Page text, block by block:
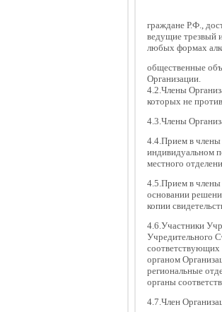
граждане Р.Ф.,
ведущие трезвый
любых формах
общественные
Организации.
4.2.Члены
которых не
4.3.Члены
4.4.Прием в члены
индивидуальном
местного
4.5.Прием в члены
основании
копии
4.6.Участники
Учредительного
соответствующих
органом
региональные
органы
4.7.Член